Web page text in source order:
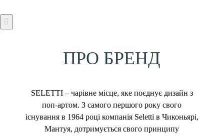
ПРО БРЕНД
SELETTI – чарівне місце, яке поєднує дизайн з
поп-артом. З самого першого року свого
існування в 1964 році компанія Seletti в Чиконьярі,
Мантуя, дотримується свого принципу